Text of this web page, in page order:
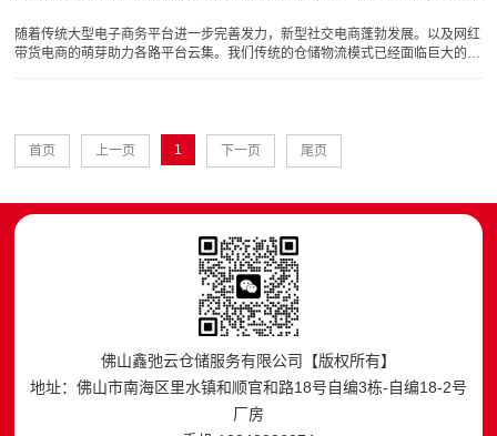
随着传统大型电子商务平台进一步完善发力，新型社交电商蓬勃发展。以及网红
带货电商的萌芽助力各路平台云集。我们传统的仓储物流模式已经面临巨大的挑
首页 上一页 1 下一页 尾页
佛山鑫弛云仓储服务有限公司【版权所有】
地址：佛山市南海区里水镇和顺官和路18号自编3栋-自编18-2号
厂房